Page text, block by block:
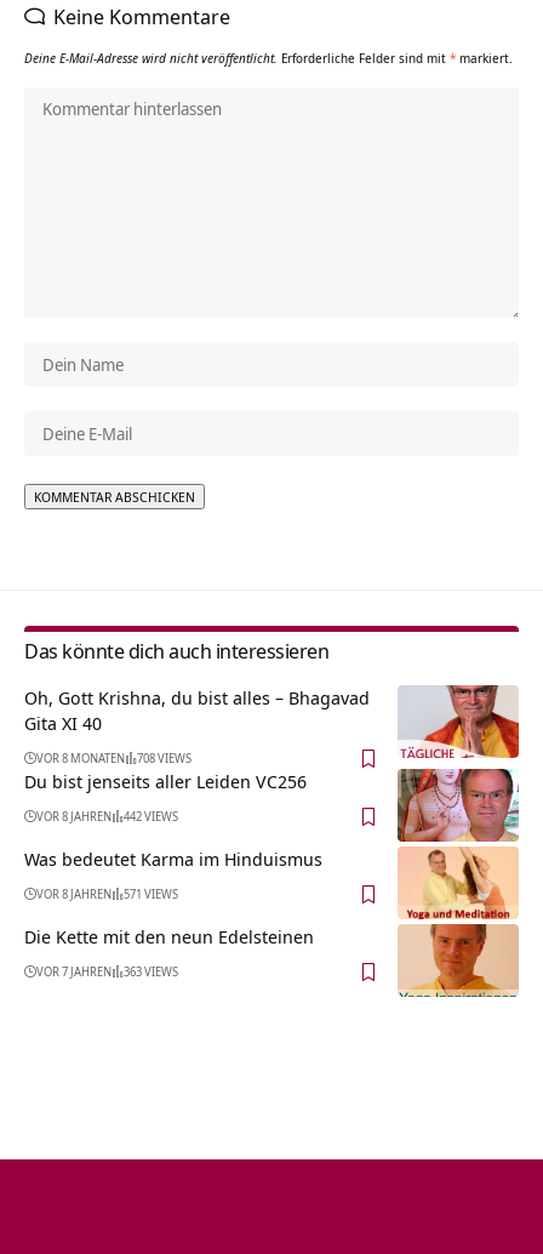
Keine Kommentare
Deine E-Mail-Adresse wird nicht veröffentlicht. Erforderliche Felder sind mit * markiert.
Das könnte dich auch interessieren
Oh, Gott Krishna, du bist alles – Bhagavad
Gita XI 40
VOR 8 MONATEN 708 VIEWS
Du bist jenseits aller Leiden VC256
VOR 8 JAHREN 442 VIEWS
Was bedeutet Karma im Hinduismus
VOR 8 JAHREN 571 VIEWS
Die Kette mit den neun Edelsteinen
VOR 7 JAHREN 363 VIEWS